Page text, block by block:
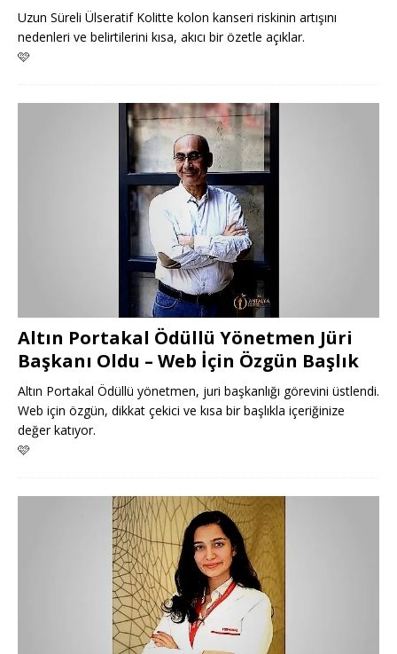
Uzun Süreli Ülseratif Kolitte kolon kanseri riskinin artışını
nedenleri ve belirtilerini kısa, akıcı bir özetle açıklar.
🩷
Altın Portakal Ödüllü Yönetmen Jüri
Başkanı Oldu – Web İçin Özgün Başlık
Altın Portakal Ödüllü yönetmen, juri başkanlığı görevini üstlendi.
Web için özgün, dikkat çekici ve kısa bir başlıkla içeriğinize
değer katıyor.
🩷